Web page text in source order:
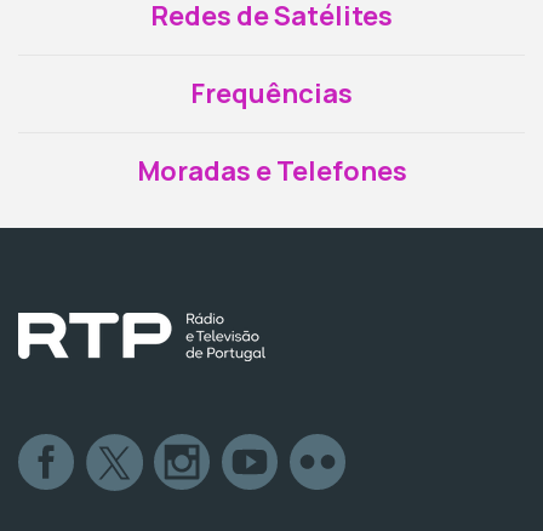
Redes de Satélites
Frequências
Moradas e Telefones